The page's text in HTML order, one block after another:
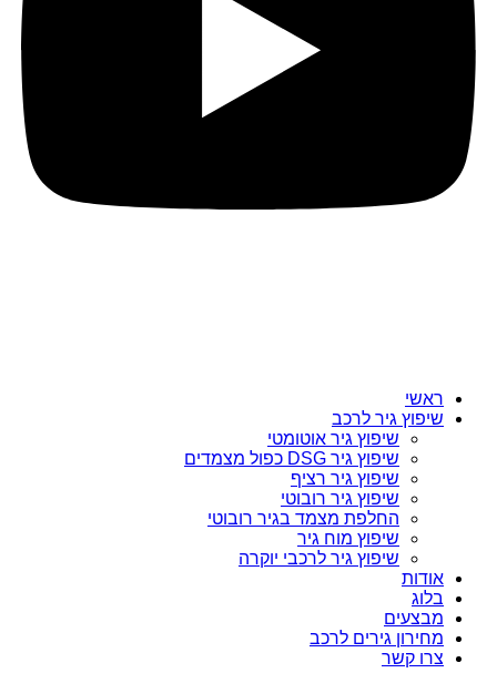
ראשי
שיפוץ גיר לרכב
שיפוץ גיר אוטומטי
שיפוץ גיר DSG כפול מצמדים
שיפוץ גיר רציף
שיפוץ גיר רובוטי
החלפת מצמד בגיר רובוטי
שיפוץ מוח גיר
שיפוץ גיר לרכבי יוקרה
אודות
בלוג
מבצעים
מחירון גירים לרכב
צרו קשר